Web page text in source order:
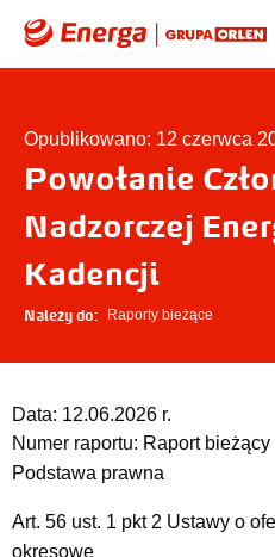
Opublikowano: 12 czerwca
Powołanie
Nadzorczej
Kadencji
Należy do: Raporty bieżące
Data: 12.06.2026 r.
Numer raportu: Raport
Podstawa prawna
Art. 56 ust. 1 pkt 2 Ustawy o
okresowe